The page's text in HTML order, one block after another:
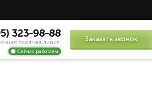
323-98-88
горячая линия
Сейчас работаем
Заказать звонок